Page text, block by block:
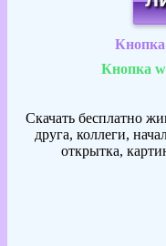
Кнопка
Скачать бесплатно
друга, коллеги,
открытка,